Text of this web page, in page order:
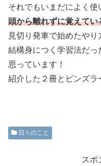
それでもいまだによく
頭から離れずに覚えてい
見切り発車で始めたやり
結構身につく学習法だっ
思っています！
紹介した２冊とピンズ
日々のこと
スポ